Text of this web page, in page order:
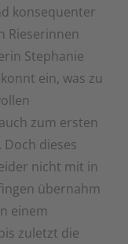
konsequenter
Rieserinnen
Stephanie
ein, was zu
zum ersten
dieses
nicht mit in
übernahm
einem
zuletzt die